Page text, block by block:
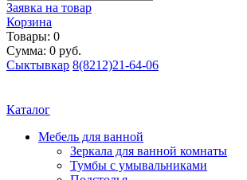
Заявка на товар
Корзина
Товары: 0
Сумма: 0 руб.
Сыктывкар 8(8212)21-64-06
Каталог
Мебель для ванной
Зеркала для ванной комнаты
Тумбы с умывальниками